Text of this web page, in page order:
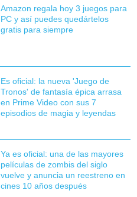
Amazon regala hoy 3 juegos para
PC y así puedes quedártelos
gratis para siempre
Es oficial: la nueva 'Juego de
Tronos' de fantasía épica arrasa
en Prime Video con sus 7
episodios de magia y leyendas
Ya es oficial: una de las mayores
películas de zombis del siglo
vuelve y anuncia un reestreno en
cines 10 años después